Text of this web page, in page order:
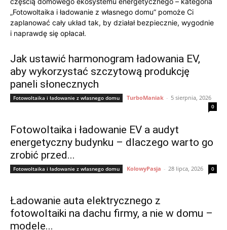
„Fotowoltaika i ładowanie z własnego domu” pomoże Ci
zaplanować cały układ tak, by działał bezpiecznie, wygodnie
i naprawdę się opłacał.
Jak ustawić harmonogram ładowania EV,
aby wykorzystać szczytową produkcję
paneli słonecznych
Fotowoltaika i ładowanie z własnego domu TurboManiak - 5 sierpnia, 2026
0
Fotowoltaika i ładowanie EV a audyt
energetyczny budynku – dlaczego warto go
zrobić przed...
Fotowoltaika i ładowanie z własnego domu KolowyPasja - 28 lipca, 2026 0
Ładowanie auta elektrycznego z
fotowoltaiki na dachu firmy, a nie w domu –
modele...